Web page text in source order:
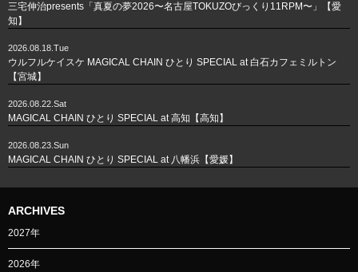
三宅伸治presents「真夏の夢2026〜名古屋TOKUZOびっくり11RPM〜」【愛
知】
2026.08.18.Tue
ウルフルケイスケ MAGICAL CHAIN ひとり SPECIAL at 白石カフェミルトン
【宮城】
2026.08.22.Sat
MAGICAL CHAIN ひとり SPECIAL at 高知【高知】
2026.08.23.Sun
MAGICAL CHAIN ひとり SPECIAL at 八幡浜【愛媛】
ARCHIVES
2027年
2026年